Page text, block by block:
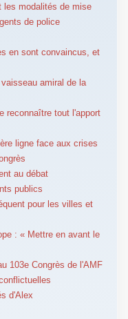
les modalités de mise
de police
en sont convaincus, et
amiral de la
reconnaître tout l'apport
ligne face aux crises
au débat
publics
pour les villes et
: « Mettre en avant le
103e Congrès de l'AMF
d'Alex